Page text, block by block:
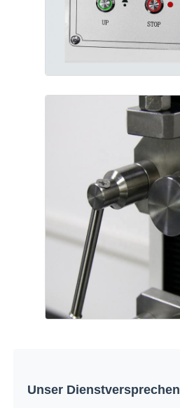
Unser Dienstversprechen